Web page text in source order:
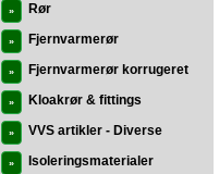
» Rør
» Fjernvarmerør
» Fjernvarmerør korrugeret
» Kloakrør & fittings
» VVS artikler - Diverse
» Isoleringsmaterialer